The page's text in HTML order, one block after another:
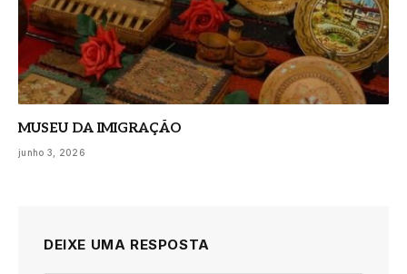
MUSEU DA IMIGRAÇÃO
junho 3, 2026
DEIXE UMA RESPOSTA